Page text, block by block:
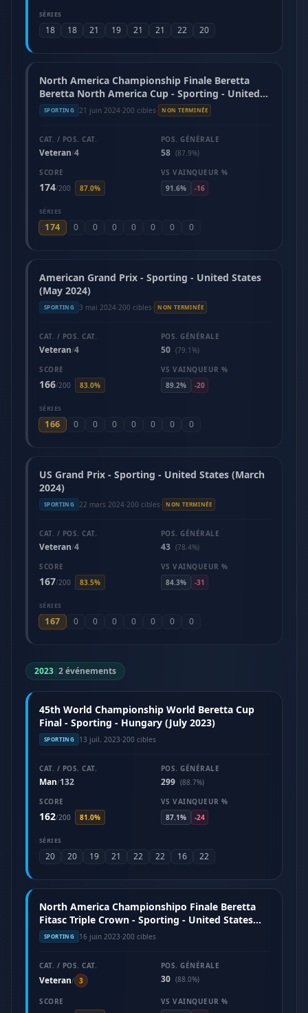
SÉRIES
18 18 21 19 21 21 22 20
North America Championship Finale Beretta
Beretta North America Cup - Sporting - United
States (June 2024)
SPORTING 21 juin 2024·200 cibles· NON TERMINÉE
CAT. / POS. CAT.
Veteran/4
POS. GÉNÉRALE
58 (87.9%)
SCORE
174/200 87.0%
VS VAINQUEUR %
91.6%
-16
SÉRIES
174 0 0 0 0 0 0 0
American Grand Prix - Sporting - United States
(May 2024)
SPORTING 3 mai 2024·200 cibles· NON TERMINÉE
CAT. / POS. CAT.
Veteran/4
POS. GÉNÉRALE
50 (79.1%)
SCORE
166/200 83.0%
VS VAINQUEUR %
89.2%
-20
SÉRIES
166 0 0 0 0 0 0 0
US Grand Prix - Sporting - United States (March
2024)
SPORTING 22 mars 2024·200 cibles· NON TERMINÉE
CAT. / POS. CAT.
Veteran/4
POS. GÉNÉRALE
43 (78.4%)
SCORE
167/200 83.5%
VS VAINQUEUR %
84.3%
-31
SÉRIES
167 0 0 0 0 0 0 0
2023|2 événements
45th World Championship World Beretta Cup
Final - Sporting - Hungary (July 2023)
SPORTING 13 juil. 2023·200 cibles
CAT. / POS. CAT.
Man/132
POS. GÉNÉRALE
299 (88.7%)
SCORE
162/200 81.0%
VS VAINQUEUR %
87.1%
-24
SÉRIES
20 20 19 21 22 22 16 22
North America Championshipo Finale Beretta
Fitasc Triple Crown - Sporting - United States
(June 2023)
SPORTING 16 juin 2023·200 cibles
CAT. / POS. CAT.
Veteran/ 3
POS. GÉNÉRALE
30 (88.0%)
SCORE
VS VAINQUEUR %